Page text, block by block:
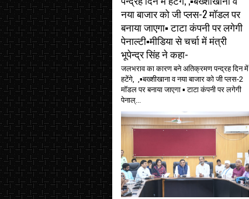
नया बाजार को जी प्लस-2 मॉडल पर
बनाया जाएगा▪️ टाटा कंपनी पर लगेगी
पेनाल्टी▪️मीडिया से चर्चा में मंत्री
भूपेन्द्र सिंह ने कहा-
जलभराव का कारण बने अतिक्रमण पन्द्रह दिन में
हटेंगे, ,▪️बख्शीखाना व नया बाजार को जी प्लस-2
मॉडल पर बनाया जाएगा ▪️ टाटा कंपनी पर लगेगी
पेनाल्...